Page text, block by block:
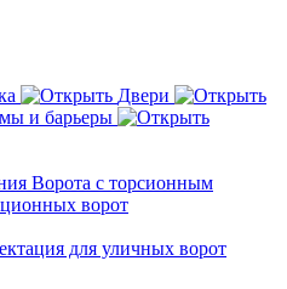
Двери
и барьеры
Ворота с торсионным
ворот
для уличных ворот